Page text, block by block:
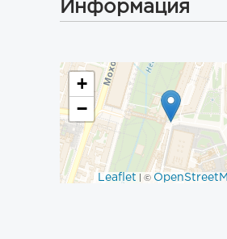
Информация
+
−
Leaflet | ©